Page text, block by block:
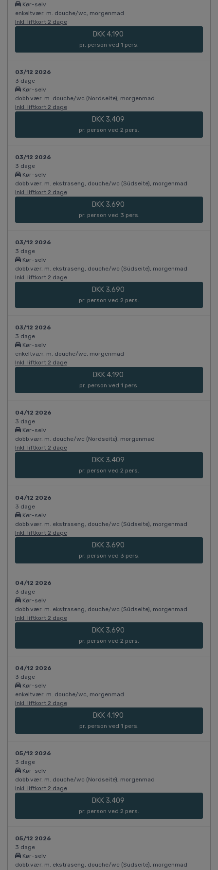
Kør-selv
enkeltvær. m. douche/wc, morgenmad
Inkl. liftkort 2 dage
DKK 4.190
pr. person ved 1 pers.
03/12 2026
3 dage
Kør-selv
dobb.vær. m. douche/wc (Nordseite), morgenmad
Inkl. liftkort 2 dage
DKK 3.409
pr. person ved 2 pers.
03/12 2026
3 dage
Kør-selv
dobb.vær. m. ekstraseng, douche/wc (Südseite), morgenmad
Inkl. liftkort 2 dage
DKK 3.690
pr. person ved 3 pers.
03/12 2026
3 dage
Kør-selv
dobb.vær. m. ekstraseng, douche/wc (Südseite), morgenmad
Inkl. liftkort 2 dage
DKK 3.690
pr. person ved 2 pers.
03/12 2026
3 dage
Kør-selv
enkeltvær. m. douche/wc, morgenmad
Inkl. liftkort 2 dage
DKK 4.190
pr. person ved 1 pers.
04/12 2026
3 dage
Kør-selv
dobb.vær. m. douche/wc (Nordseite), morgenmad
Inkl. liftkort 2 dage
DKK 3.409
pr. person ved 2 pers.
04/12 2026
3 dage
Kør-selv
dobb.vær. m. ekstraseng, douche/wc (Südseite), morgenmad
Inkl. liftkort 2 dage
DKK 3.690
pr. person ved 3 pers.
04/12 2026
3 dage
Kør-selv
dobb.vær. m. ekstraseng, douche/wc (Südseite), morgenmad
Inkl. liftkort 2 dage
DKK 3.690
pr. person ved 2 pers.
04/12 2026
3 dage
Kør-selv
enkeltvær. m. douche/wc, morgenmad
Inkl. liftkort 2 dage
DKK 4.190
pr. person ved 1 pers.
05/12 2026
3 dage
Kør-selv
dobb.vær. m. douche/wc (Nordseite), morgenmad
Inkl. liftkort 2 dage
DKK 3.409
pr. person ved 2 pers.
05/12 2026
3 dage
Kør-selv
dobb.vær. m. ekstraseng, douche/wc (Südseite), morgenmad